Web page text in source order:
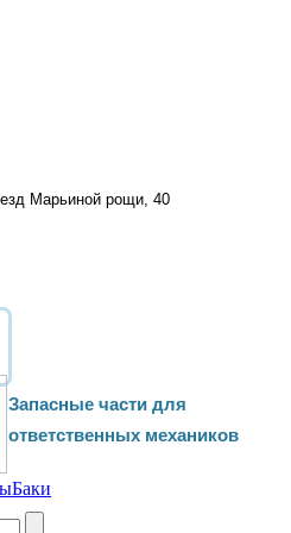
Марьиной рощи, 40
Запасные части для
ответственных механиков
Баки